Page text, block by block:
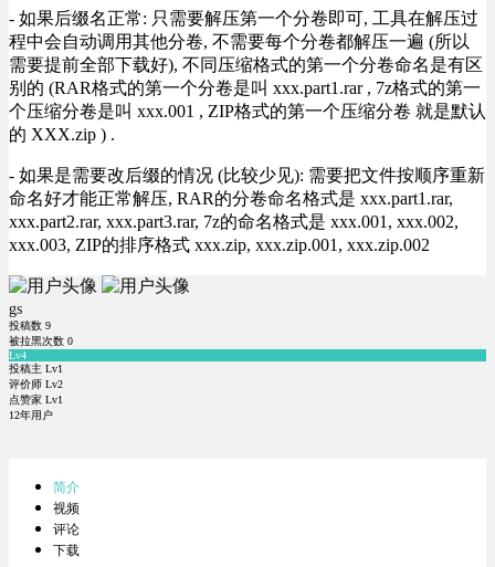
- 如果后缀名正常: 只需要解压第一个分卷即可, 工具在解压过
程中会自动调用其他分卷, 不需要每个分卷都解压一遍 (所以
需要提前全部下载好), 不同压缩格式的第一个分卷命名是有区
别的 (RAR格式的第一个分卷是叫 xxx.part1.rar , 7z格式的第一
个压缩分卷是叫 xxx.001 , ZIP格式的第一个压缩分卷 就是默认
的 XXX.zip ) .
- 如果是需要改后缀的情况 (比较少见): 需要把文件按顺序重新
命名好才能正常解压, RAR的分卷命名格式是 xxx.part1.rar,
xxx.part2.rar, xxx.part3.rar, 7z的命名格式是 xxx.001, xxx.002,
xxx.003, ZIP的排序格式 xxx.zip, xxx.zip.001, xxx.zip.002
gs
投稿数 9
被拉黑次数 0
Lv4
投稿主 Lv1
评价师 Lv2
点赞家 Lv1
12年用户
简介
视频
评论
下载